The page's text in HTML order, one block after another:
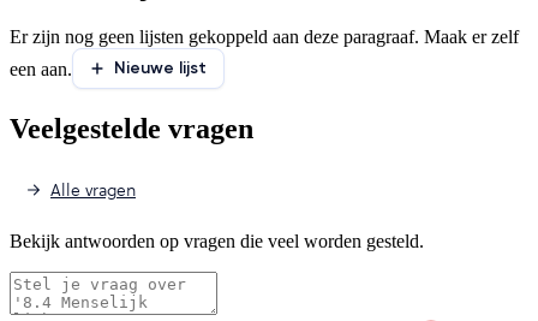
Er zijn nog geen lijsten gekoppeld aan deze paragraaf. Maak er zelf
een aan.
Nieuwe lijst
Veelgestelde vragen
Alle vragen
Bekijk antwoorden op vragen die veel worden gesteld.